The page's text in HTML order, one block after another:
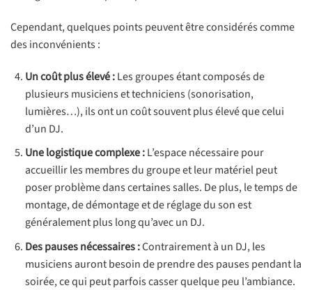
Cependant, quelques points peuvent être considérés comme
des inconvénients :
Un coût plus élevé :Les groupes étant composés de
plusieurs musiciens et techniciens (sonorisation,
lumières…), ils ont un coût souvent plus élevé que celui
d’un DJ.
Une logistique complexe :L’espace nécessaire pour
accueillir les membres du groupe et leur matériel peut
poser problème dans certaines salles. De plus, le temps de
montage, de démontage et de réglage du son est
généralement plus long qu’avec un DJ.
Des pauses nécessaires :Contrairement à un DJ, les
musiciens auront besoin de prendre des pauses pendant la
soirée, ce qui peut parfois casser quelque peu l’ambiance.